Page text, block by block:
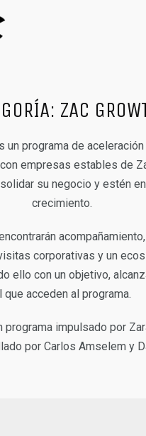
ZAC
un programa de
empresas estables de
su negocio y estén
crecimiento.
corporativas y un
ello con un objetivo,
que acceden al programa.
programa impulsado por
por Carlos Amselem y